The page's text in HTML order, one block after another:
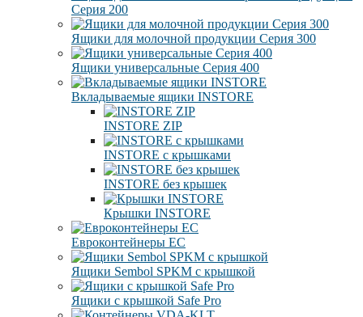
Серия 200
Ящики для молочной продукции Серия 300
Ящики универсальные Серия 400
Вкладываемые ящики INSTORE
INSTORE ZIP
INSTORE с крышками
INSTORE без крышек
Крышки INSTORE
Евроконтейнеры ЕC
Ящики Sembol SPKM с крышкой
Ящики с крышкой Safe Pro